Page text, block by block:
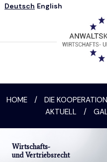
Deutsch English
HOME / DIE
AKTUELL
/
Wirtschafts-
und Vertriebsrecht